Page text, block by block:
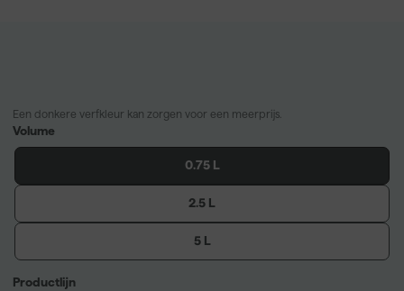
Een donkere verfkleur kan zorgen voor een meerprijs.
Volume
0.75 L
2.5 L
5 L
Productlijn